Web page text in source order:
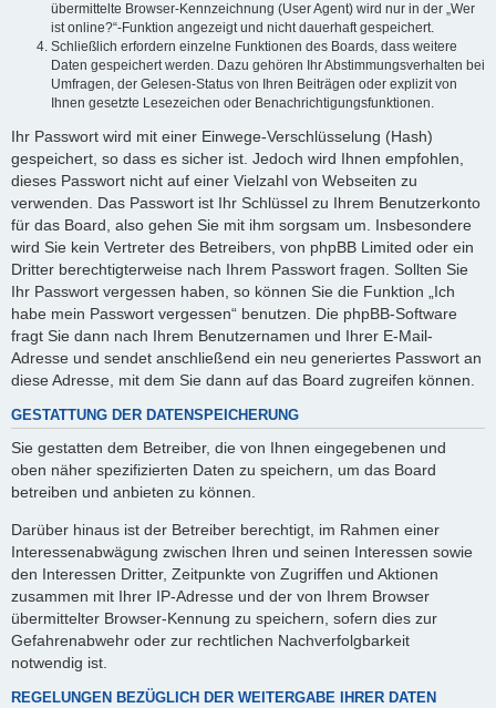
übermittelte Browser-Kennzeichnung (User Agent) wird nur in der „Wer
ist online?“-Funktion angezeigt und nicht dauerhaft gespeichert.
Schließlich erfordern einzelne Funktionen des Boards, dass weitere
Daten gespeichert werden. Dazu gehören Ihr Abstimmungsverhalten bei
Umfragen, der Gelesen-Status von Ihren Beiträgen oder explizit von
Ihnen gesetzte Lesezeichen oder Benachrichtigungsfunktionen.
Ihr Passwort wird mit einer Einwege-Verschlüsselung (Hash)
gespeichert, so dass es sicher ist. Jedoch wird Ihnen empfohlen,
dieses Passwort nicht auf einer Vielzahl von Webseiten zu
verwenden. Das Passwort ist Ihr Schlüssel zu Ihrem Benutzerkonto
für das Board, also gehen Sie mit ihm sorgsam um. Insbesondere
wird Sie kein Vertreter des Betreibers, von phpBB Limited oder ein
Dritter berechtigterweise nach Ihrem Passwort fragen. Sollten Sie
Ihr Passwort vergessen haben, so können Sie die Funktion „Ich
habe mein Passwort vergessen“ benutzen. Die phpBB-Software
fragt Sie dann nach Ihrem Benutzernamen und Ihrer E-Mail-
Adresse und sendet anschließend ein neu generiertes Passwort an
diese Adresse, mit dem Sie dann auf das Board zugreifen können.
GESTATTUNG DER DATENSPEICHERUNG
Sie gestatten dem Betreiber, die von Ihnen eingegebenen und
oben näher spezifizierten Daten zu speichern, um das Board
betreiben und anbieten zu können.
Darüber hinaus ist der Betreiber berechtigt, im Rahmen einer
Interessenabwägung zwischen Ihren und seinen Interessen sowie
den Interessen Dritter, Zeitpunkte von Zugriffen und Aktionen
zusammen mit Ihrer IP-Adresse und der von Ihrem Browser
übermittelter Browser-Kennung zu speichern, sofern dies zur
Gefahrenabwehr oder zur rechtlichen Nachverfolgbarkeit
notwendig ist.
REGELUNGEN BEZÜGLICH DER WEITERGABE IHRER DATEN